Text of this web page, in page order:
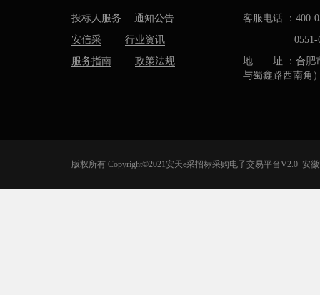
投标人服务
通知公告
安信采
行业资讯
服务指南
政策法规
客服电话 ：400-
0551-
地 址 ：合肥市
与蜀鑫路西南角
版权所有 Copyright©2021安天e采招标采购电子交易平台V2.0 安